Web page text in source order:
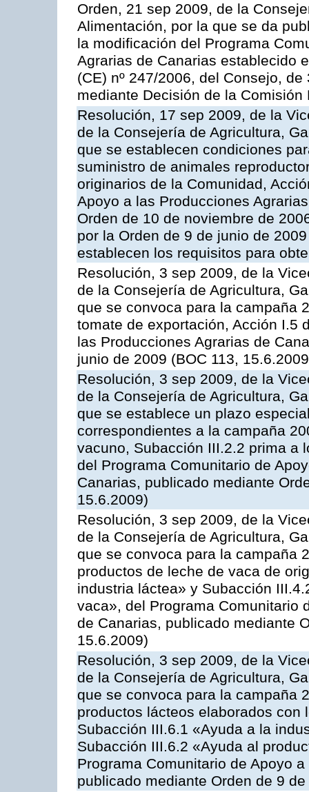
Orden, 21 sep 2009, de la
Alimentación, por la que se da
la modificación del Programa
Agrarias de Canarias establecido
(CE) nº 247/2006, del Consejo,
mediante Decisión de la
Resolución, 17 sep 2009, de la
de la Consejería de Agricultura,
que se establecen condiciones
suministro de animales
originarios de la Comunidad,
Apoyo a las Producciones
Orden de 10 de noviembre de
por la Orden de 9 de junio de
establecen los requisitos para
Resolución, 3 sep 2009, de la
de la Consejería de Agricultura,
que se convoca para la campaña
tomate de exportación, Acción I.5
las Producciones Agrarias de
junio de 2009 (BOC 113,
Resolución, 3 sep 2009, de la
de la Consejería de Agricultura,
que se establece un plazo
correspondientes a la campaña
vacuno, Subacción III.2.2 prima a
del Programa Comunitario de
Canarias, publicado mediante
15.6.2009)
Resolución, 3 sep 2009, de la
de la Consejería de Agricultura,
que se convoca para la campaña
productos de leche de vaca de
industria láctea» y Subacción
vaca», del Programa Comunitario
de Canarias, publicado mediante
15.6.2009)
Resolución, 3 sep 2009, de la
de la Consejería de Agricultura,
que se convoca para la campaña
productos lácteos elaborados
Subacción III.6.1 «Ayuda a la
Subacción III.6.2 «Ayuda al
Programa Comunitario de Apoyo
publicado mediante Orden de 9